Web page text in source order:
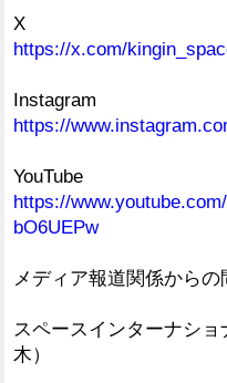
X
https://x.com/
Instagram
https://
YouTube
https://
bO6UEPw
メディア報道関係からの
スペースインターナシ
木）